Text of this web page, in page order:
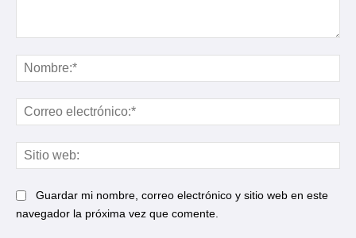
Guardar mi nombre, correo electrónico y sitio web en este
navegador la próxima vez que comente.